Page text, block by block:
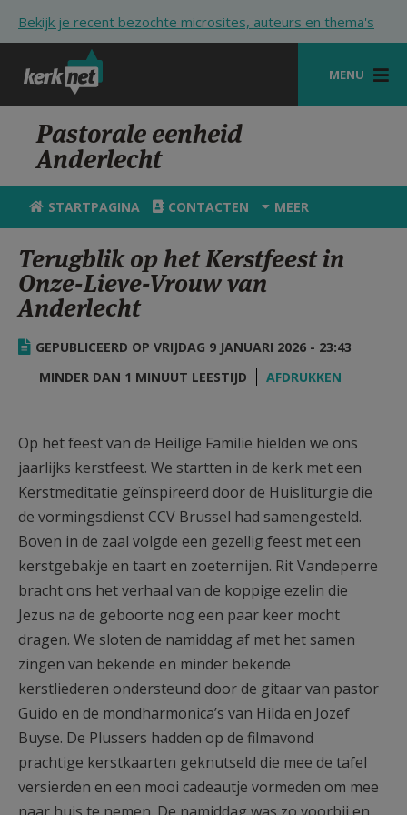
Bekijk je recent bezochte microsites, auteurs en thema's
MENU
STARTPAGINA
KERK
VIERINGEN
ZOEKEN
HULP
STARTPAGINA PORTAAL
MIJN PAROCHIE
Pastorale eenheid
Anderlecht
STARTPAGINA CONTACTEN MEER
Terugblik op het Kerstfeest in
Onze-Lieve-Vrouw van
Anderlecht
GEPUBLICEERD OP VRIJDAG 9 JANUARI 2026 - 23:43
MINDER DAN 1 MINUUT LEESTIJD
AFDRUKKEN
Op het feest van de Heilige Familie hielden we ons
jaarlijks kerstfeest. We startten in de kerk met een
Kerstmeditatie geïnspireerd door de Huisliturgie die
de vormingsdienst CCV Brussel had samengesteld.
Boven in de zaal volgde een gezellig feest met een
kerstgebakje en taart en zoeternijen. Rit Vandeperre
bracht ons het verhaal van de koppige ezelin die
Jezus na de geboorte nog een paar keer mocht
dragen. We sloten de namiddag af met het samen
zingen van bekende en minder bekende
kerstliederen ondersteund door de gitaar van pastor
Guido en de mondharmonica’s van Hilda en Jozef
Buyse. De Plussers hadden op de filmavond
prachtige kerstkaarten geknutseld die mee de tafel
versierden en een mooi cadeautje vormeden om mee